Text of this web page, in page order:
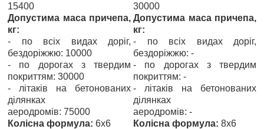
15400
Допустима маса причепа,
кг:
- по всіх видах доріг,
бездоріжжю: 10000
- по дорогах з твердим
покриттям: 30000
- літаків на бетонованих
ділянках
аеродромів: 75000
Колісна формула: 6x6
30000
Допустима маса причепа,
кг:
- по всіх видах доріг,
бездоріжжю: -
- по дорогах з твердим
покриттям: -
- літаків на бетонованих
ділянках
аеродромів: -
Колісна формула: 8х6